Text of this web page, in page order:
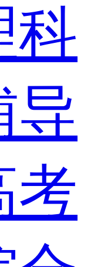
科
导
考